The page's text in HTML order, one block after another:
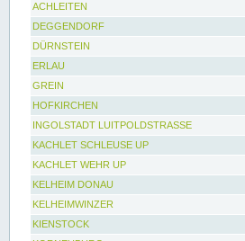
ACHLEITEN
DEGGENDORF
DÜRNSTEIN
ERLAU
GREIN
HOFKIRCHEN
INGOLSTADT LUITPOLDSTRASSE
KACHLET SCHLEUSE UP
KACHLET WEHR UP
KELHEIM DONAU
KELHEIMWINZER
KIENSTOCK